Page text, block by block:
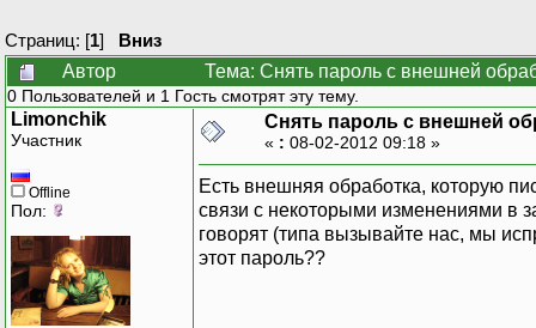
Страниц: [1] Вниз
Автор
Тема: Снять пароль с внешней
0 Пользователей и 1 Гость смотрят эту тему.
Limonchik
Участник
Offline
Пол:
Снять пароль с внешней
« : 08-02-2012 09:18 »
Есть внешняя обработка, которую
связи с некоторыми изменениями в
говорят (типа вызывайте нас, мы
этот пароль??